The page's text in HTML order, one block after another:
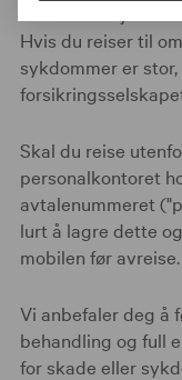
Hvis du reiser til
sykdommer er
Skal du reise
personalkontoret
avtalenummeret
lurt å lagre dette
mobilen før avreise.
Vi anbefaler deg å
behandling og full
for skade eller